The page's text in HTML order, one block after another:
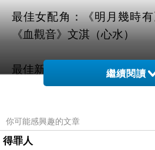
最佳女配角：《明月幾時
《血觀音》文淇（心水）
最佳新導演：《強尼.凱克》
《刀背藏身》張傲月（心水）
繼續閱讀
你可能感興趣的文章
得罪人